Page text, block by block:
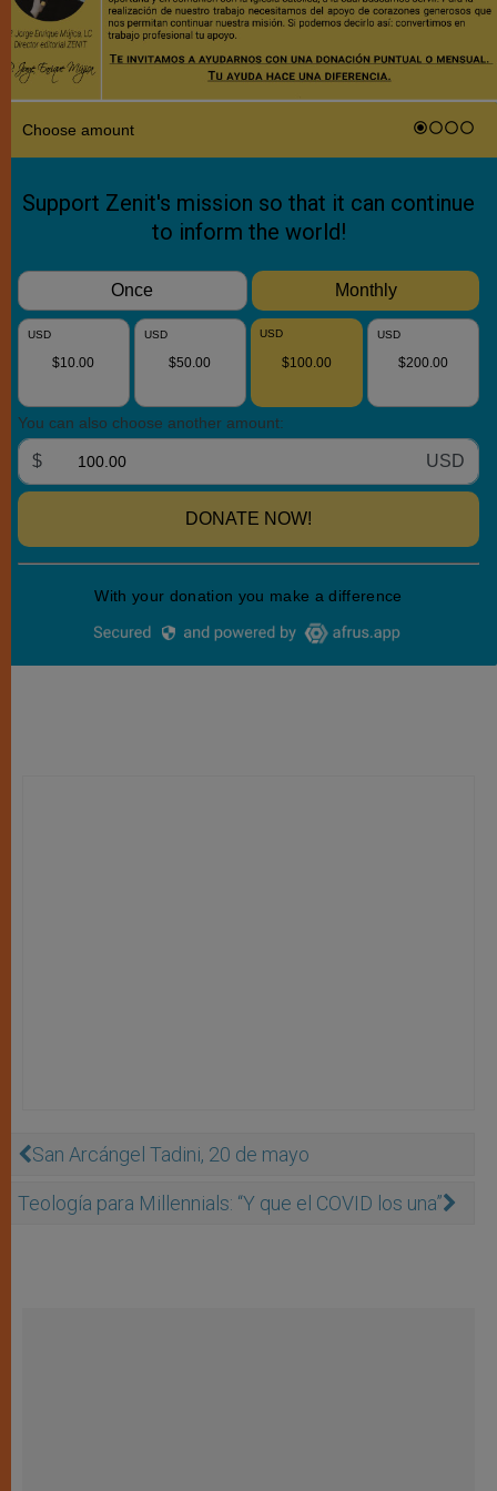
San Arcángel Tadini, 20 de mayo
Teología para Millennials: “Y que el COVID los una”